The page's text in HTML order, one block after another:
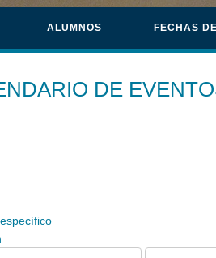
ALUMNOS FECHAS
DE